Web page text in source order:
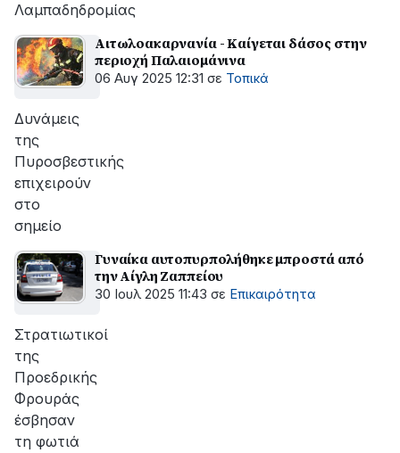
Λαμπαδηδρομίας
Αιτωλοακαρνανία - Καίγεται δάσος στην
περιοχή Παλαιομάνινα
06 Αυγ 2025 12:31 σε Τοπικά
Δυνάμεις
της
Πυροσβεστικής
επιχειρούν
στο
σημείο
Γυναίκα αυτοπυρπολήθηκε μπροστά από
την Αίγλη Ζαππείου
30 Ιουλ 2025 11:43 σε Επικαιρότητα
Στρατιωτικοί
της
Προεδρικής
Φρουράς
έσβησαν
τη φωτιά